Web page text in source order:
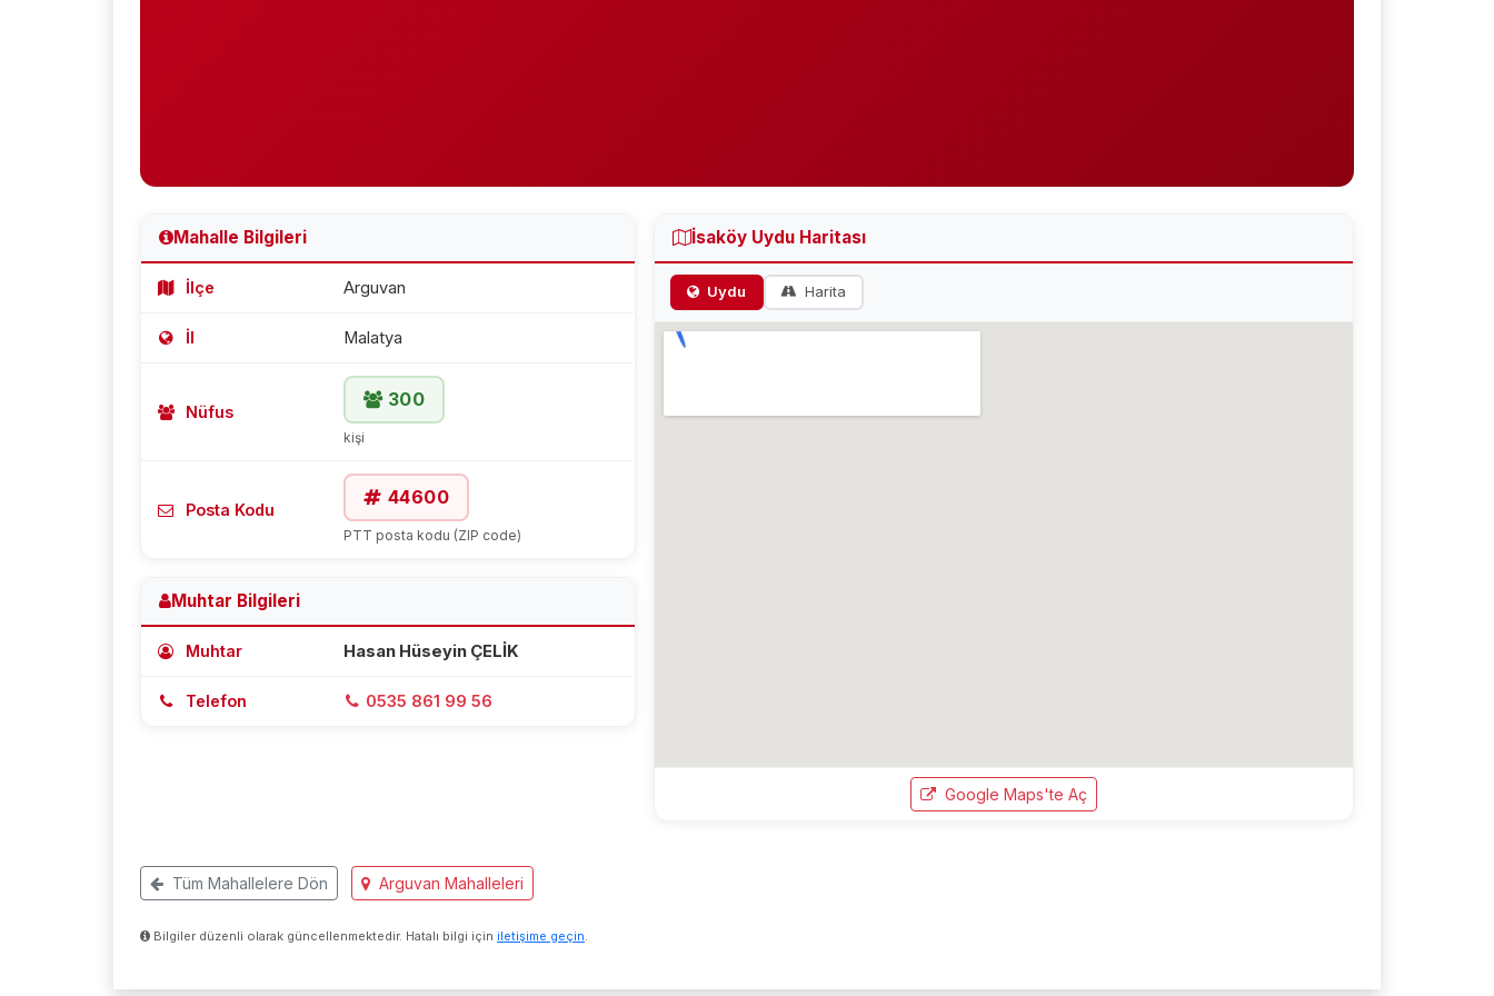
Mahalle Bilgileri
İlçe Arguvan
İl Malatya
Nüfus
300
kişi
Posta Kodu
44600
PTT posta kodu (ZIP code)
Muhtar Bilgileri
Muhtar Hasan Hüseyin ÇELİK
Telefon 0535 861 99 56
İsaköy Uydu Haritası
Uydu Harita
Google Maps'te Aç
Tüm Mahallelere Dön Arguvan Mahalleleri
Bilgiler düzenli olarak güncellenmektedir. Hatalı bilgi için iletişime geçin